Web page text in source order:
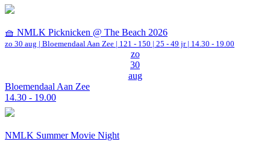
🧺 NMLK Picknicken @ The Beach 2026
zo 30 aug | Bloemendaal Aan Zee | 121 - 150 | 25 - 49 jr | 14.30 - 19.00
zo
30
aug
Bloemendaal Aan Zee
14.30 - 19.00
NMLK Summer Movie Night